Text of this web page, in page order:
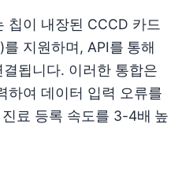
칩이 내장된 CCCD 카드
지원하며, API를 통해
됩니다. 이러한 통합은
하여 데이터 입력 오류를
료 등록 속도를 3-4배 높